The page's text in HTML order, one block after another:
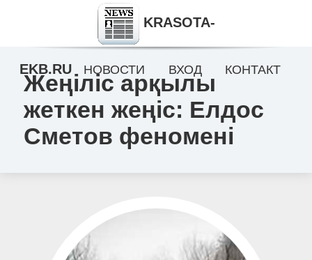
Жеңіліс арқылы
жеткен жеңіс: Елдос
Сметов феномені
KRASOTA-
EKB.RU НОВОСТИ ВХОД КОНТАКТ